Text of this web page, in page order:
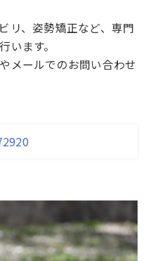
リ、姿勢矯正など、専門
います。
メールでのお問い合わせ